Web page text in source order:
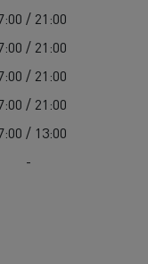
/ 21:00
/ 21:00
/ 21:00
/ 21:00
/ 13:00
-